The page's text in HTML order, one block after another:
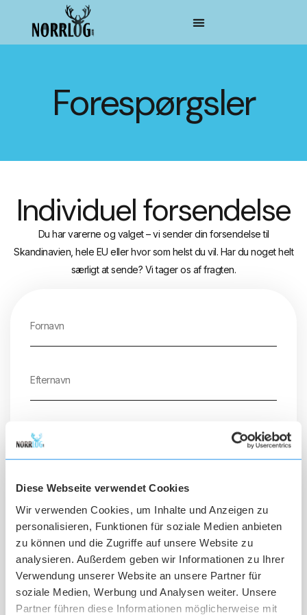
Diese Webseite verwendet Cookies
Wir verwenden Cookies, um Inhalte und Anzeigen zu
personalisieren, Funktionen für soziale Medien anbieten
zu können und die Zugriffe auf unsere Website zu
analysieren. Außerdem geben wir Informationen zu Ihrer
Verwendung unserer Website an unsere Partner für
soziale Medien, Werbung und Analysen weiter. Unsere
Partner führen diese Informationen möglicherweise mit
Forespørgsler
Individuel forsendelse
Du har varerne og valget – vi sender din forsendelse til
Skandinavien, hele EU eller hvor som helst du vil. Har du noget helt
særligt at sende? Vi tager os af fragten.